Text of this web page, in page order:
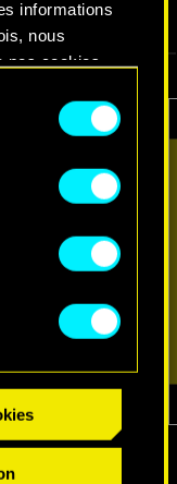
informations
nous
nos cookies
votre
sur notre
ci-